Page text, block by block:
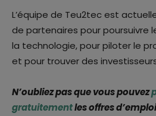
L’équipe de Teu2tec est
de partenaires pour poursuivre
la technologie, pour piloter le
et pour trouver des
N’oubliez pas que vous pouvez
gratuitementles offres